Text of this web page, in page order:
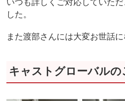
いつも詳しくご対応していた
した。
また渡部さんには大変お世話に
キャストグローバルの